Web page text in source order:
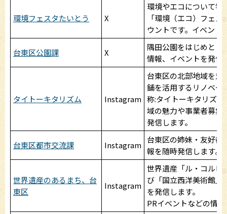
環境フェスタたいとう X
環境やエコについて学
「環境（エコ）フェ
ウントです。イベント
台東区公園課 X
隅田公園をはじめとし
情報、イベントを発信
タイトーキタリズム Instagram
台東区の北部地域を対
舗を活用するリノベー
称:タイトーキタリズ
域の魅力や事業者募集
発信します。
台東区都市交流課 Instagram
台東区の姉妹・友好都
報を随時発信します。
世界遺産のあるまち、台
東区
Instagram
世界遺産「ル・コルビ
び「国立西洋美術館」
を発信します。
PRイベントなどの情